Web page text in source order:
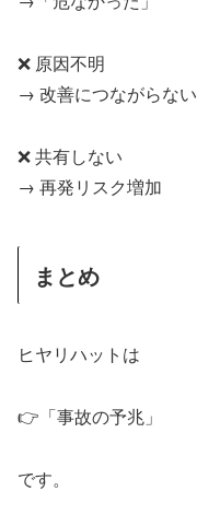
❌ 原因不明
→ 改善につながらない
❌ 共有しない
→ 再発リスク増加
まとめ
ヒヤリハットは
👉「事故の予兆」
です。